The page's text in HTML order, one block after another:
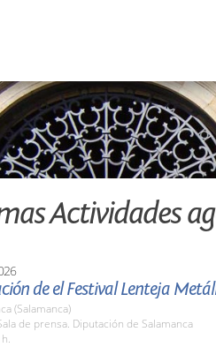
Actividades
de el Festival Lenteja
(Salamanca)
de prensa. Diputación de Salamanca